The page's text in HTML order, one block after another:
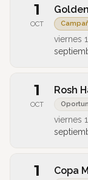
1
OCT
viernes
1
OCT
Rosh
viernes
1 Copa